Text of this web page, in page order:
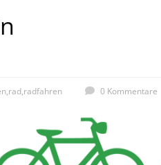
,rad,radfahren 0 Kommentare